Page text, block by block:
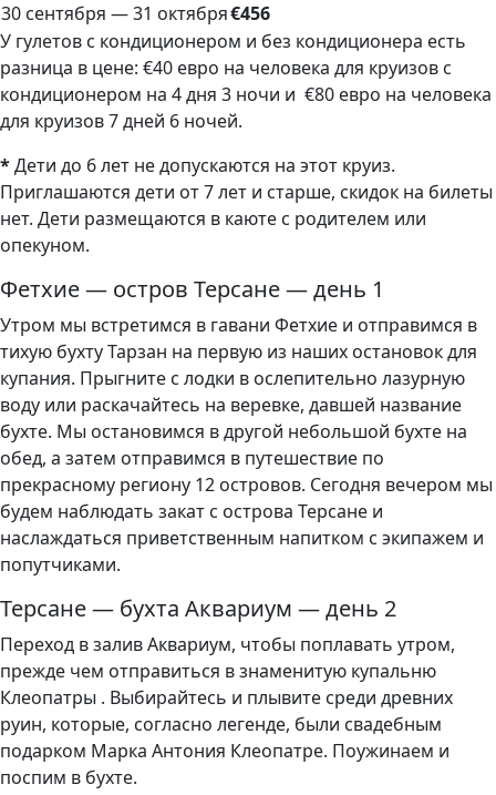
30 сентября — 31 октября€456
У гулетов с кондиционером и без кондиционера есть
разница в цене: €40 евро на человека для круизов с
кондиционером на 4 дня 3 ночи и €80 евро на человека
для круизов 7 дней 6 ночей.
*Дети до 6 лет не допускаются на этот круиз.
Приглашаются дети от 7 лет и старше, скидок на билеты
нет. Дети размещаются в каюте с родителем или
опекуном.
Фетхие — остров Терсане — день 1
Утром мы встретимся в гавани Фетхие и отправимся в
тихую бухту Тарзан на первую из наших остановок для
купания. Прыгните с лодки в ослепительно лазурную
воду или раскачайтесь на веревке, давшей название
бухте. Мы остановимся в другой небольшой бухте на
обед, а затем отправимся в путешествие по
прекрасному региону 12 островов. Сегодня вечером мы
будем наблюдать закат с острова Терсане и
наслаждаться приветственным напитком с экипажем и
попутчиками.
Терсане — бухта Аквариум — день 2
Переход в залив Аквариум, чтобы поплавать утром,
прежде чем отправиться в знаменитую купальню
Клеопатры . Выбирайтесь и плывите среди древних
руин, которые, согласно легенде, были свадебным
подарком Марка Антония Клеопатре. Поужинаем и
поспим в бухте.